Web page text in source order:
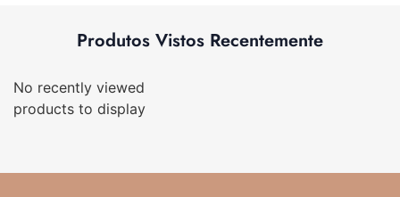
Produtos Vistos Recentemente
No recently viewed
products to display